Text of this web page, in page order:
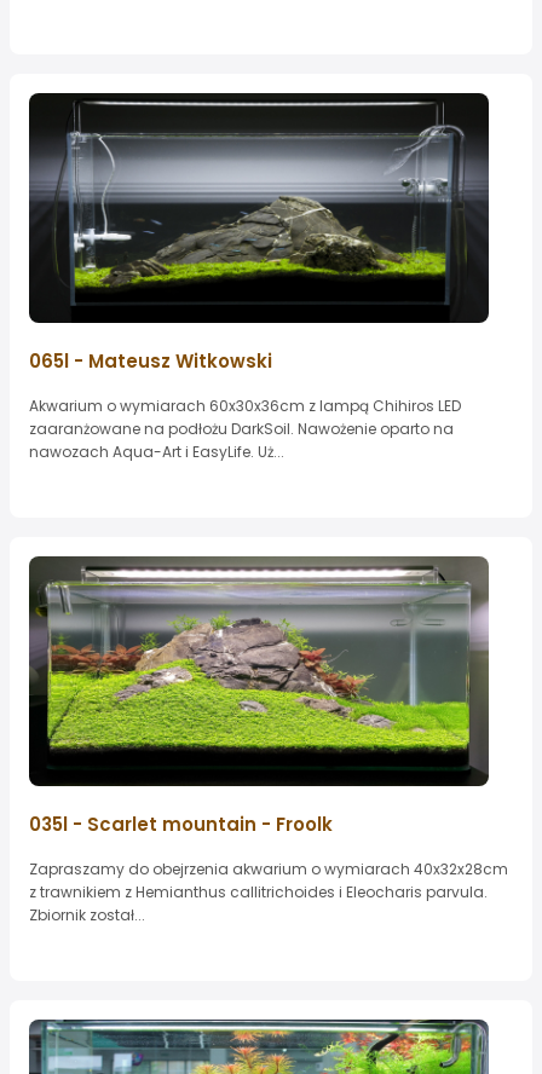
065l - Mateusz Witkowski
Akwarium o wymiarach 60x30x36cm z lampą Chihiros LED
zaaranżowane na podłożu DarkSoil. Nawożenie oparto na
nawozach Aqua-Art i EasyLife. Uż...
035l - Scarlet mountain - Froolk
Zapraszamy do obejrzenia akwarium o wymiarach 40x32x28cm
z trawnikiem z Hemianthus callitrichoides i Eleocharis parvula.
Zbiornik został...